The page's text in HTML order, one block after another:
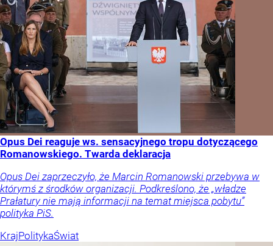
Opus Dei reaguje ws. sensacyjnego tropu dotyczącego
Romanowskiego. Twarda deklaracja
Opus Dei zaprzeczyło, że Marcin Romanowski przebywa w
którymś z środków organizacji. Podkreślono, że „władze
Prałatury nie mają informacji na temat miejsca pobytu”
polityka PiS.
KrajPolitykaŚwiat